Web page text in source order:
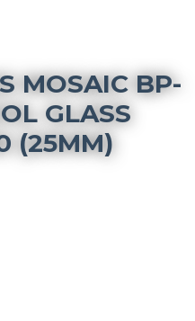
MOSAIC BP-
GLASS
(25MM)